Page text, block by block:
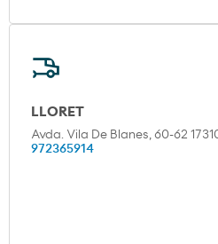
LLORET
Avda. Vila De Blanes, 60-62
972365914